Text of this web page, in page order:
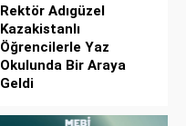
Rektör Adıgüzel
Kazakistanlı
Öğrencilerle Yaz
Okulunda Bir Araya
Geldi